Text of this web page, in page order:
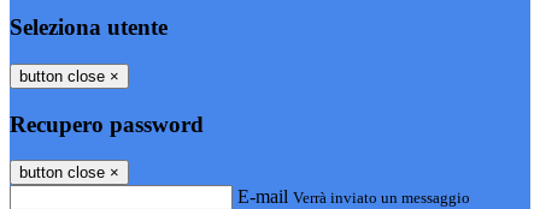
Seleziona utente
button close ×
Recupero password
button close ×
E-mail Verrà inviato un messaggio